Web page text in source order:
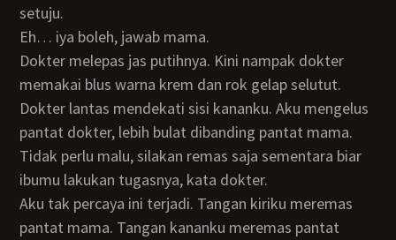
setuju.
Eh… iya boleh, jawab mama.
Dokter melepas jas putihnya. Kini nampak dokter
memakai blus warna krem dan rok gelap selutut.
Dokter lantas mendekati sisi kananku. Aku mengelus
pantat dokter, lebih bulat dibanding pantat mama.
Tidak perlu malu, silakan remas saja sementara biar
ibumu lakukan tugasnya, kata dokter.
Aku tak percaya ini terjadi. Tangan kiriku meremas
pantat mama. Tangan kananku meremas pantat